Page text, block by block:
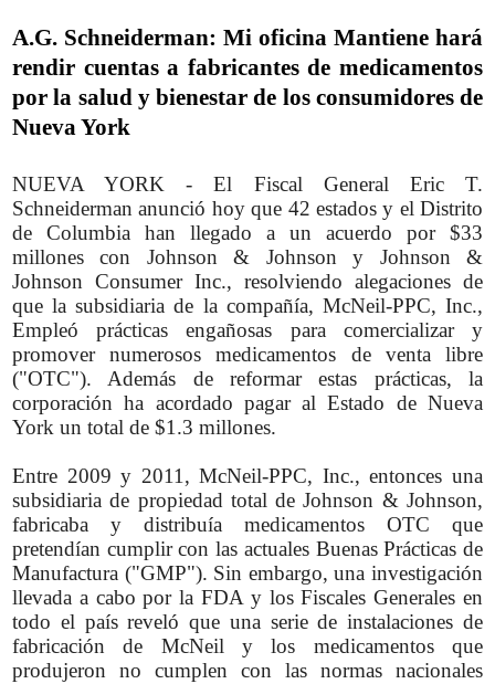
A.G. Schneiderman: Mi oficina Mantiene hará
rendir cuentas a fabricantes de medicamentos
por la salud y bienestar de los consumidores de
Nueva York
NUEVA YORK - El Fiscal General Eric T.
Schneiderman anunció hoy que 42 estados y el Distrito
de Columbia han llegado a un acuerdo por $33
millones con Johnson & Johnson y Johnson &
Johnson Consumer Inc., resolviendo alegaciones de
que la subsidiaria de la compañía, McNeil-PPC, Inc.,
Empleó prácticas engañosas para comercializar y
promover numerosos medicamentos de venta libre
("OTC"). Además de reformar estas prácticas, la
corporación ha acordado pagar al Estado de Nueva
York un total de $1.3 millones.
Entre 2009 y 2011, McNeil-PPC, Inc., entonces una
subsidiaria de propiedad total de Johnson & Johnson,
fabricaba y distribuía medicamentos OTC que
pretendían cumplir con las actuales Buenas Prácticas de
Manufactura ("GMP"). Sin embargo, una investigación
llevada a cabo por la FDA y los Fiscales Generales en
todo el país reveló que una serie de instalaciones de
fabricación de McNeil y los medicamentos que
produjeron no cumplen con las normas nacionales